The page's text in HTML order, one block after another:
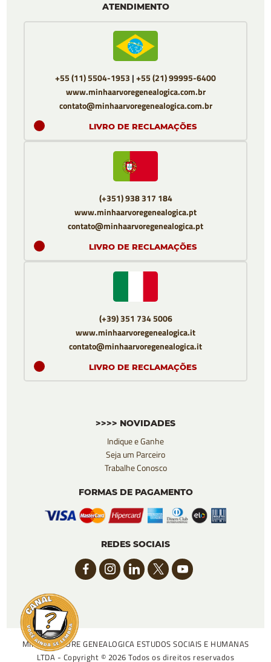
ATENDIMENTO
+55 (11) 5504-1953 |+55 (21) 99995-6400
www.minhaarvoregenealogica.com.br
contato@minhaarvoregenealogica.com.br
LIVRO DE RECLAMAÇÕES
(+351) 938 317 184
www.minhaarvoregenealogica.pt
contato@minhaarvoregenealogica.pt
LIVRO DE RECLAMAÇÕES
(+39) 351 734 5006
www.minhaarvoregenealogica.it
contato@minhaarvoregenealogica.it
LIVRO DE RECLAMAÇÕES
>>>> NOVIDADES
Indique e Ganhe
Seja um Parceiro
Trabalhe Conosco
FORMAS DE PAGAMENTO
REDES SOCIAIS
MINHA ARVORE GENEALOGICA ESTUDOS SOCIAIS E HUMANAS
LTDA - Copyright © 2026 Todos os direitos reservados